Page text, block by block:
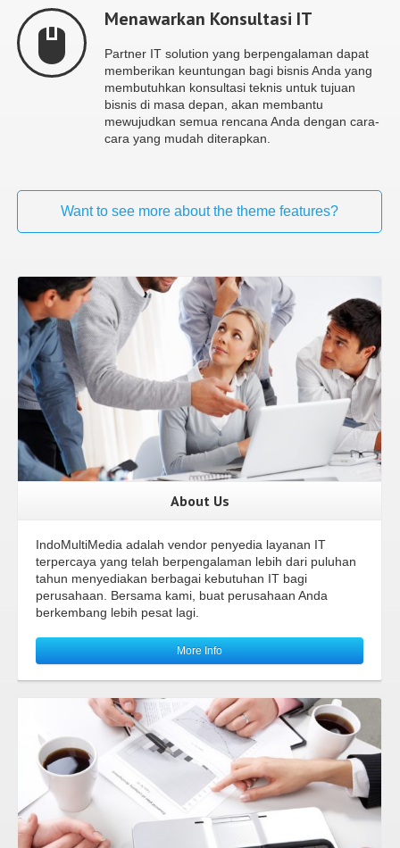
Menawarkan Konsultasi IT
Partner IT solution yang berpengalaman dapat
memberikan keuntungan bagi bisnis Anda yang
membutuhkan konsultasi teknis untuk tujuan
bisnis di masa depan, akan membantu
mewujudkan semua rencana Anda dengan cara-
cara yang mudah diterapkan.
Want to see more about the theme features?
About Us
IndoMultiMedia adalah vendor penyedia layanan IT
terpercaya yang telah berpengalaman lebih dari puluhan
tahun menyediakan berbagai kebutuhan IT bagi
perusahaan. Bersama kami, buat perusahaan Anda
berkembang lebih pesat lagi.
More Info